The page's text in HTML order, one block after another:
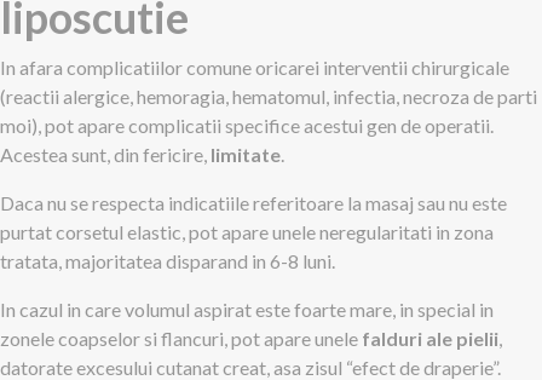
liposcutie
In afara complicatiilor comune oricarei interventii chirurgicale
(reactii alergice, hemoragia, hematomul, infectia, necroza de parti
moi), pot apare complicatii specifice acestui gen de operatii.
Acestea sunt, din fericire, limitate.
Daca nu se respecta indicatiile referitoare la masaj sau nu este
purtat corsetul elastic, pot apare unele neregularitati in zona
tratata, majoritatea disparand in 6-8 luni.
In cazul in care volumul aspirat este foarte mare, in special in
zonele coapselor si flancuri, pot apare unele falduri ale pielii,
datorate excesului cutanat creat, asa zisul “efect de draperie”.